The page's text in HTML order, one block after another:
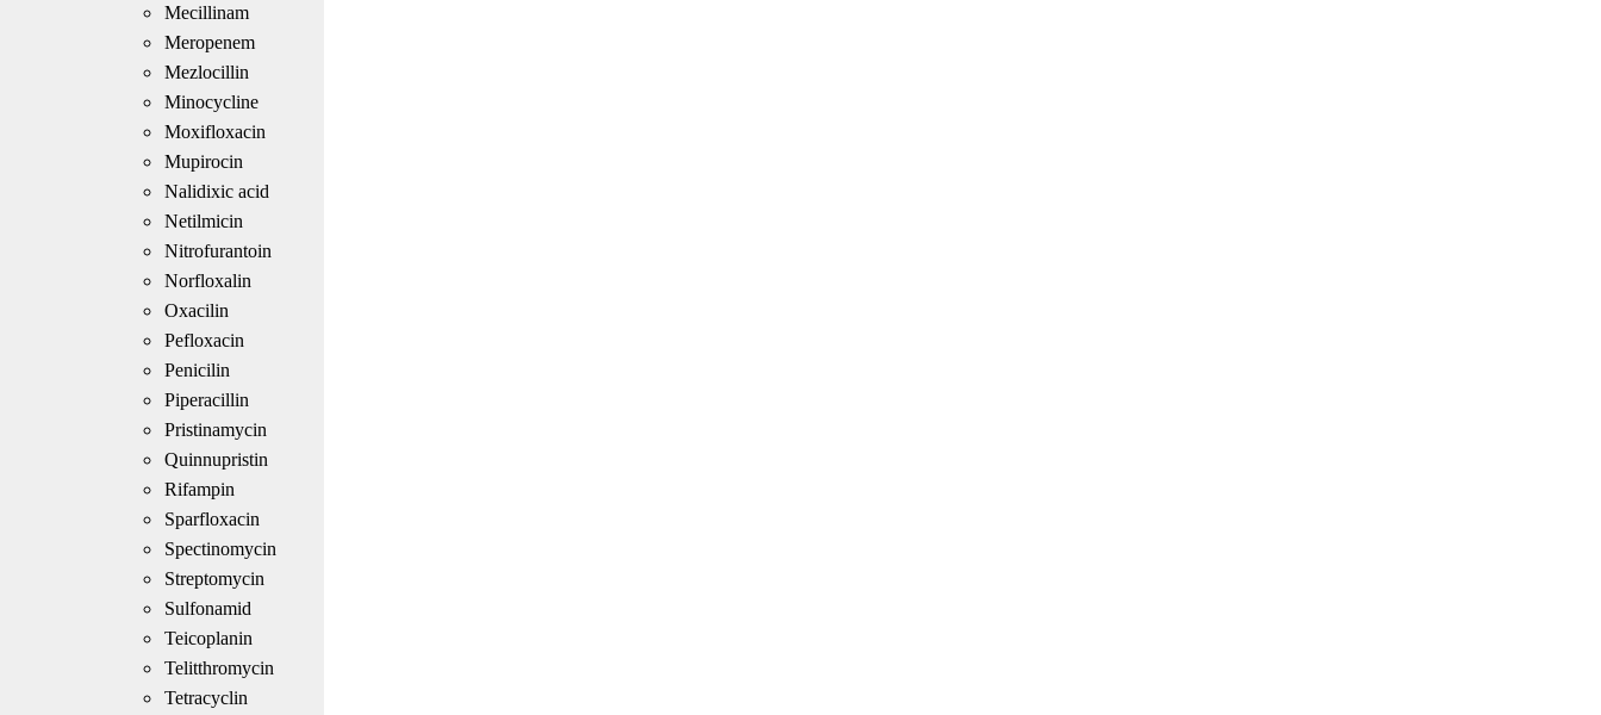
Mecillinam
Meropenem
Mezlocillin
Minocycline
Moxifloxacin
Mupirocin
Nalidixic acid
Netilmicin
Nitrofurantoin
Norfloxalin
Oxacilin
Pefloxacin
Penicilin
Piperacillin
Pristinamycin
Quinnupristin
Rifampin
Sparfloxacin
Spectinomycin
Streptomycin
Sulfonamid
Teicoplanin
Telitthromycin
Tetracyclin